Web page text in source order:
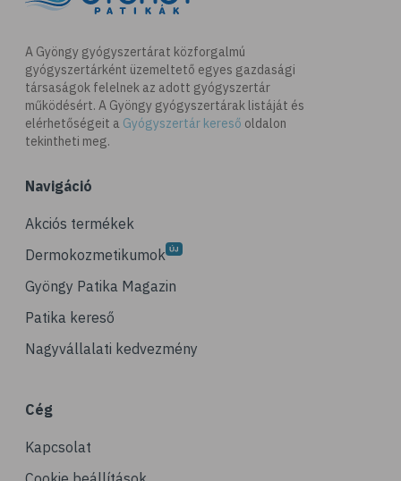
# étkezési napló
# hal
# egészséges táplálkozás
# omega-3
# D-vitamin
# ásványi anyagok
# reuma
# ízületi fájdalom
# ízületek
# porckopás
# csonttörés
# mozgásszervi problémák
# köszvény
A Gyöngy gyógyszertárat közforgalmú
gyógyszertárként üzemeltető egyes gazdasági
társaságok felelnek az adott gyógyszertár
működésért. A Gyöngy gyógyszertárak listáját és
elérhetőségeit a Gyógyszertár kereső oldalon
tekintheti meg.
Navigáció
Akciós termékek
Dermokozmetikumok
Gyöngy Patika Magazin
Patika kereső
Nagyvállalati kedvezmény
Cég
Kapcsolat